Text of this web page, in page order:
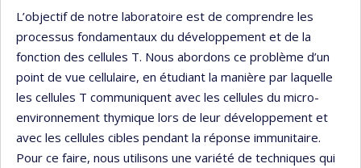
L’objectif de notre laboratoire est de comprendre les
processus fondamentaux du développement et de la
fonction des cellules T. Nous abordons ce problème d’un
point de vue cellulaire, en étudiant la manière par laquelle
les cellules T communiquent avec les cellules du micro-
environnement thymique lors de leur développement et
avec les cellules cibles pendant la réponse immunitaire.
Pour ce faire, nous utilisons une variété de techniques qui